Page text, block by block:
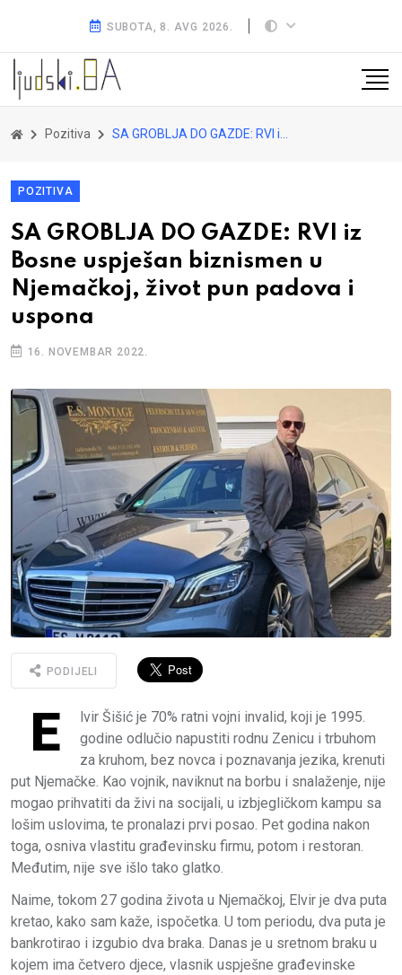
SUBOTA, 8. AVG 2026.
Pozitiva SA GROBLJA DO GAZDE: RVI iz Bosne uspješan biznismen u Njemačkoj, život pun padova i uspona
POZITIVA
SA GROBLJA DO GAZDE: RVI iz
Bosne uspješan biznismen u
Njemačkoj, život pun padova i
uspona
16. NOVEMBAR 2022.
PODIJELI
E
lvir Šišić je 70% ratni vojni invalid, koji je 1995.
godine odlučio napustiti rodnu Zenicu i trbuhom
za kruhom, bez novca i poznavanja jezika, krenuti
put Njemačke. Kao vojnik, naviknut na borbu i snalaženje, nije
mogao prihvatiti da živi na socijali, u izbjegličkom kampu sa
lošim uslovima, te pronalazi prvi posao. Pet godina nakon
toga, osniva vlastitu građevinsku firmu, potom i restoran.
Međutim, nije sve išlo tako glatko.
Naime, tokom 27 godina života u Njemačkoj, Elvir je dva puta
kretao, kako sam kaže, ispočetka. U tom periodu, dva puta je
bankrotirao i izgubio dva braka. Danas je u sretnom braku u
kojem ima četvero djece, vlasnik uspješne građevinske